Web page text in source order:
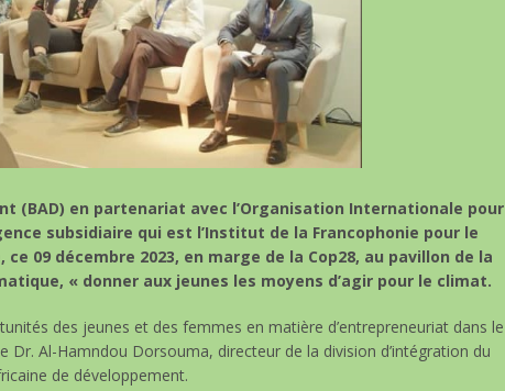
(BAD) en partenariat avec l’Organisation Internationale pour
subsidiaire qui est l’Institut de la Francophonie pour le
09 décembre 2023, en marge de la Cop28, au pavillon de la
« donner aux jeunes les moyens d’agir pour le climat.
des jeunes et des femmes en matière d’entrepreneuriat dans le
Dr. Al-Hamndou Dorsouma, directeur de la division d’intégration du
de développement.